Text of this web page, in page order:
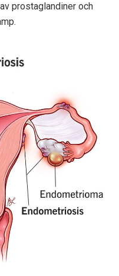
prostaglandiner och